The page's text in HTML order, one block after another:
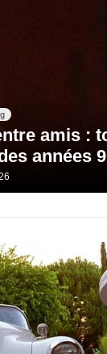
amis :
années